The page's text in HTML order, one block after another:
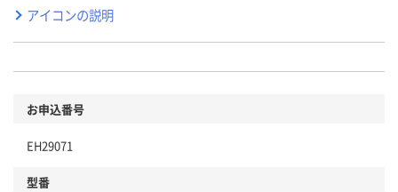
アイコンの説明
お申込番号
EH29071
型番